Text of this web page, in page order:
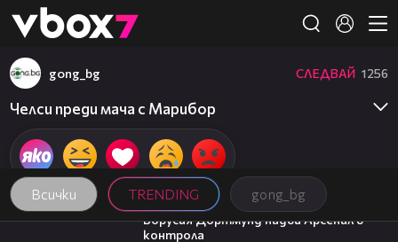
👾
Всички TRENDING gong_bg
gong_bg СЛЕДВАЙ 1256
Челси преди мача с Марибор
01:12
Борусия Дортмунд надви Арсенал в
контрола